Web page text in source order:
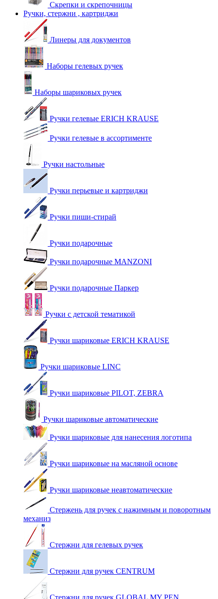
Скрепки и скрепочницы
Ручки, стержни , картриджи
Линеры для документов
Наборы гелевых ручек
Наборы шариковых ручек
Ручки гелевые ERICH KRAUSE
Ручки гелевые в ассортименте
Ручки настольные
Ручки перьевые и картриджи
Ручки пиши-стирай
Ручки подарочные
Ручки подарочные MANZONI
Ручки подарочные Паркер
Ручки с детской тематикой
Ручки шариковые ERICH KRAUSE
Ручки шариковые LINC
Ручки шариковые PILOT, ZEBRA
Ручки шариковые автоматические
Ручки шариковые для нанесения логотипа
Ручки шариковые на масляной основе
Ручки шариковые неавтоматические
Стержень для ручек с нажимным и поворотным
механиз
Стержни для гелевых ручек
Стержни для ручек CENTRUM
Стержни для ручек GLOBAL MY PEN